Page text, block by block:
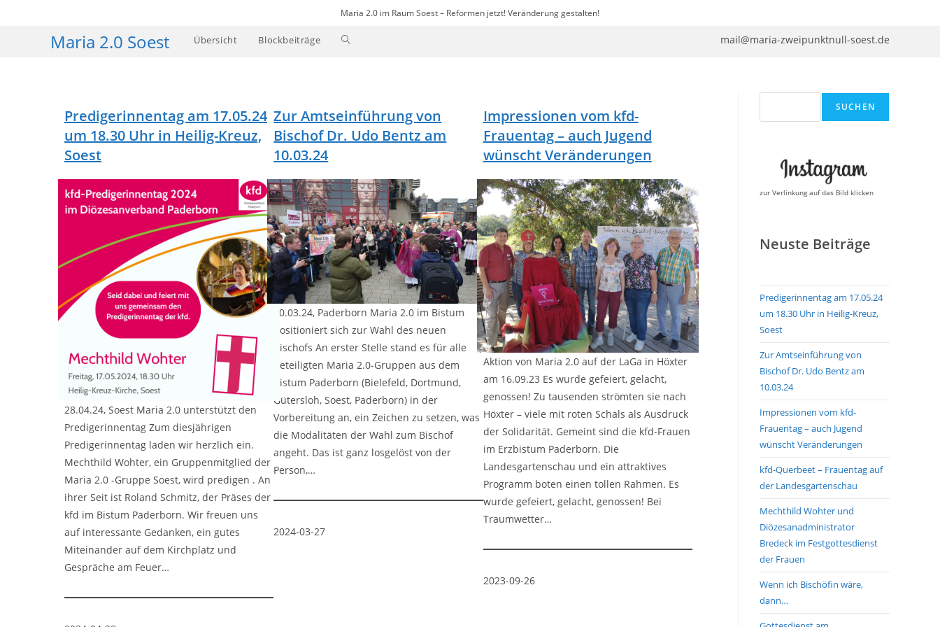
Maria 2.0 im Raum Soest – Reformen jetzt! Veränderung gestalten!
Maria 2.0 Soest mail@maria-zweipunktnull-soest.de
Übersicht Blockbeiträge
Website-
Predigerinnentag am 17.05.24
um 18.30 Uhr in Heilig-Kreuz,
Soest
28.04.24, Soest Maria 2.0 unterstützt den
Predigerinnentag Zum diesjährigen
Predigerinnentag laden wir herzlich ein.
Mechthild Wohter, ein Gruppenmitglied der
Maria 2.0 -Gruppe Soest, wird predigen . An
ihrer Seit ist Roland Schmitz, der Präses der
kfd im Bistum Paderborn. Wir freuen uns
auf interessante Gedanken, ein gutes
Miteinander auf dem Kirchplatz und
Gespräche am Feuer…
Zur Amtseinführung von
Bischof Dr. Udo Bentz am
10.03.24
10.03.24, Paderborn Maria 2.0 im Bistum
positioniert sich zur Wahl des neuen
Bischofs An erster Stelle stand es für alle
beteiligten Maria 2.0-Gruppen aus dem
Bistum Paderborn (Bielefeld, Dortmund,
Gütersloh, Soest, Paderborn) in der
Vorbereitung an, ein Zeichen zu setzen, was
die Modalitäten der Wahl zum Bischof
angeht. Das ist ganz losgelöst von der
Person,…
2024-03-27
Impressionen vom kfd-
Frauentag – auch Jugend
wünscht Veränderungen
Aktion von Maria 2.0 auf der LaGa in Höxter
am 16.09.23 Es wurde gefeiert, gelacht,
genossen! Zu tausenden strömten sie nach
Höxter – viele mit roten Schals als Ausdruck
der Solidarität. Gemeint sind die kfd-Frauen
im Erzbistum Paderborn. Die
Landesgartenschau und ein attraktives
Programm boten einen tollen Rahmen. Es
wurde gefeiert, gelacht, genossen! Bei
Traumwetter…
2023-09-26
SUCHEN
zur Verlinkung auf das Bild klicken
Neuste Beiträge
Predigerinnentag am 17.05.24
um 18.30 Uhr in Heilig-Kreuz,
Soest
Zur Amtseinführung von
Bischof Dr. Udo Bentz am
10.03.24
Impressionen vom kfd-
Frauentag – auch Jugend
wünscht Veränderungen
kfd-Querbeet – Frauentag auf
der Landesgartenschau
Mechthild Wohter und
Diözesanadministrator
Bredeck im Festgottesdienst
der Frauen
Wenn ich Bischöfin wäre,
dann…